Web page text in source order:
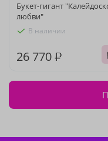
Букет-гигант
любви"
В наличии
26 770 ₽